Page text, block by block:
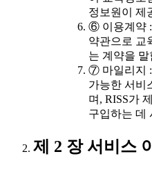
정보원이 제
⑥ 이용계약 :
약관으로 교
는 계약을 말
⑦ 마일리지 :
가능한 서비
며, RISS가
구입하는 데
제 2 장 서비스